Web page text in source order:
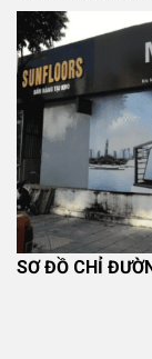
SƠ ĐỒ CHỈ